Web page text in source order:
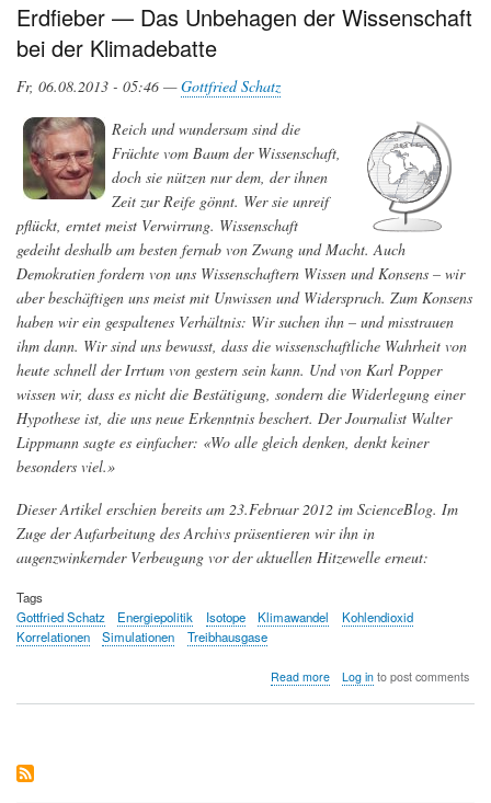
Erdfieber — Das Unbehagen der Wissenschaft
bei der Klimadebatte
Fr, 06.08.2013 - 05:46 —Gottfried Schatz
Reich und wundersam sind die
Früchte vom Baum der Wissenschaft,
doch sie nützen nur dem, der ihnen
Zeit zur Reife gönnt. Wer sie unreif
pflückt, erntet meist Verwirrung. Wissenschaft
gedeiht deshalb am besten fernab von Zwang und Macht. Auch
Demokratien fordern von uns Wissenschaftern Wissen und Konsens – wir
aber beschäftigen uns meist mit Unwissen und Widerspruch. Zum Konsens
haben wir ein gespaltenes Verhältnis: Wir suchen ihn – und misstrauen
ihm dann. Wir sind uns bewusst, dass die wissenschaftliche Wahrheit von
heute schnell der Irrtum von gestern sein kann. Und von Karl Popper
wissen wir, dass es nicht die Bestätigung, sondern die Widerlegung einer
Hypothese ist, die uns neue Erkenntnis beschert. Der Journalist Walter
Lippmann sagte es einfacher: «Wo alle gleich denken, denkt keiner
besonders viel.»
Dieser Artikel erschien bereits am 23.Februar 2012 im ScienceBlog. Im
Zuge der Aufarbeitung des Archivs präsentieren wir ihn in
augenzwinkernder Verbeugung vor der aktuellen Hitzewelle erneut:
Tags
Gottfried Schatz
Energiepolitik Isotope Klimawandel
Kohlendioxid
Korrelationen
Simulationen Treibhausgase
Read moreabout
Log into post comments